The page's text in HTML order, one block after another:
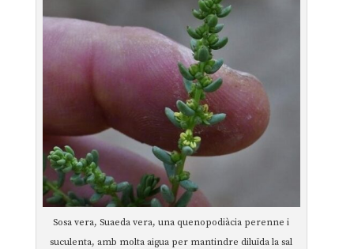
Sosa vera, Suaeda vera, una quenopodiàcia perenne i
suculenta, amb molta aigua per mantindre diluïda la sal